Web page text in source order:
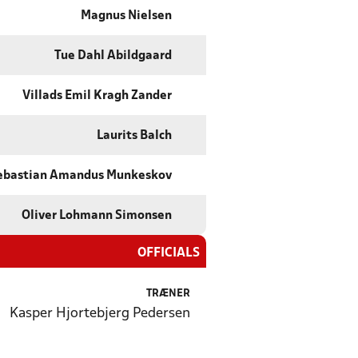
Magnus Nielsen
Tue Dahl Abildgaard
Villads Emil Kragh Zander
Laurits Balch
Amandus Munkeskov
Oliver Lohmann Simonsen
OFFICIALS
TRÆNER
Kasper Hjortebjerg Pedersen